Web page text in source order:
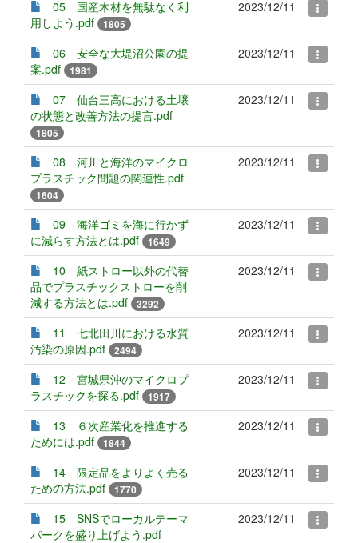
05 国産木材を無駄なく利
用しよう.pdf
1805
2023/12/11
06 安全な大堤沼公園の提
案.pdf
1981
2023/12/11
07 仙台三高における土壌
の状態と改善方法の提言.pdf
1805
2023/12/11
08 河川と海洋のマイクロ
プラスチック問題の関連性.pdf
1604
2023/12/11
09 海洋ゴミを海に行かず
に減らす方法とは.pdf
1649
2023/12/11
10 紙ストロー以外の代替
品でプラスチックストローを削
減する方法とは.pdf
3292
2023/12/11
11 七北田川における水質
汚染の原因.pdf
2494
2023/12/11
12 宮城県沖のマイクロプ
ラスチックを探る.pdf
1917
2023/12/11
13 ６次産業化を推進する
ためには.pdf
1844
2023/12/11
14 限定品をよりよく売る
ための方法.pdf
1770
2023/12/11
15 SNSでローカルテーマ
パークを盛り上げよう.pdf
2023/12/11